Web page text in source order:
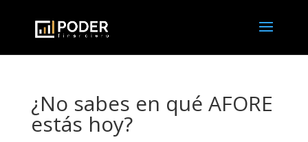
¿No sabes en qué AFORE
estás hoy?